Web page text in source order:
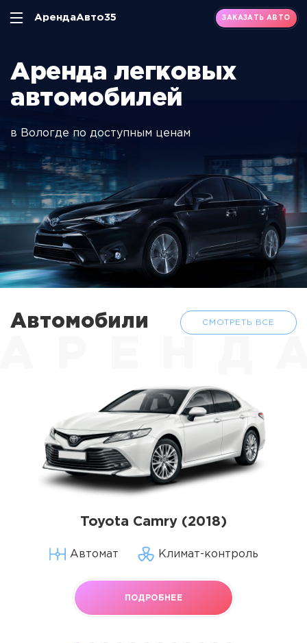
АрендаАвто35 ЗАКАЗАТЬ АВТО
Аренда легковых
автомобилей
в Вологде по доступным ценам
Автомобили СМОТРЕТЬ ВСЕ
Toyota Camry (2018)
Автомат Климат-контроль
ПОДРОБНЕЕ